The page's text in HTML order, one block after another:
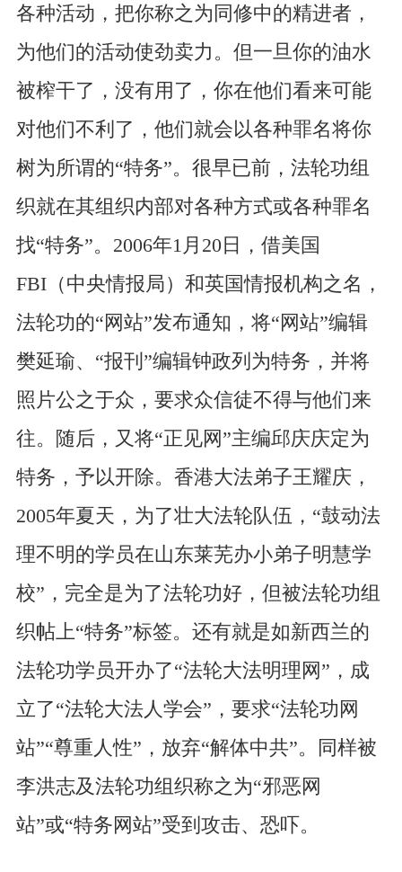
各种活动，把你称之为同修中的精进者，
为他们的活动使劲卖力。但一旦你的油水
被榨干了，没有用了，你在他们看来可能
对他们不利了，他们就会以各种罪名将你
树为所谓的“特务”。很早已前，法轮功组
织就在其组织内部对各种方式或各种罪名
找“特务”。2006年1月20日，借美国
FBI（中央情报局）和英国情报机构之名，
法轮功的“网站”发布通知，将“网站”编辑
樊延瑜、“报刊”编辑钟政列为特务，并将
照片公之于众，要求众信徒不得与他们来
往。随后，又将“正见网”主编邱庆庆定为
特务，予以开除。香港大法弟子王耀庆，
2005年夏天，为了壮大法轮队伍，“鼓动法
理不明的学员在山东莱芜办小弟子明慧学
校”，完全是为了法轮功好，但被法轮功组
织帖上“特务”标签。还有就是如新西兰的
法轮功学员开办了“法轮大法明理网”，成
立了“法轮大法人学会”，要求“法轮功网
站”“尊重人性”，放弃“解体中共”。同样被
李洪志及法轮功组织称之为“邪恶网
站”或“特务网站”受到攻击、恐吓。